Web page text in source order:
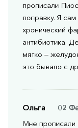
прописали
поправку. Я
хронический
антибиотика.
мягко —
это бывало с
Ольга
02
Мне прописали